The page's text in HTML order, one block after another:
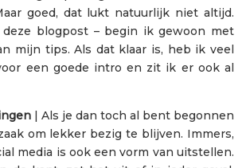
goed, dat lukt natuurlijk niet altijd.
deze blogpost – begin ik gewoon met
mijn tips. Als dat klaar is, heb ik veel
een goede intro en zit ik er ook al
| Als je dan toch al bent begonnen
om lekker bezig te blijven. Immers,
media is ook een vorm van uitstellen.